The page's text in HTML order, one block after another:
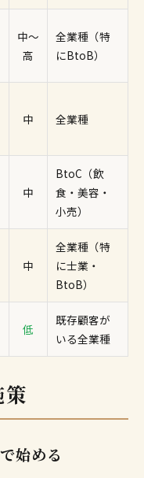
中〜
高
全業種（特
にBtoB）
中 全業種
中
BtoC（飲
食・美容・
小売）
中
全業種（特
に士業・
BtoB）
低
既存顧客が
いる全業種
始める